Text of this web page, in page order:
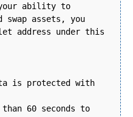
your ability to
assets, you
address under this
is protected with
60 seconds to